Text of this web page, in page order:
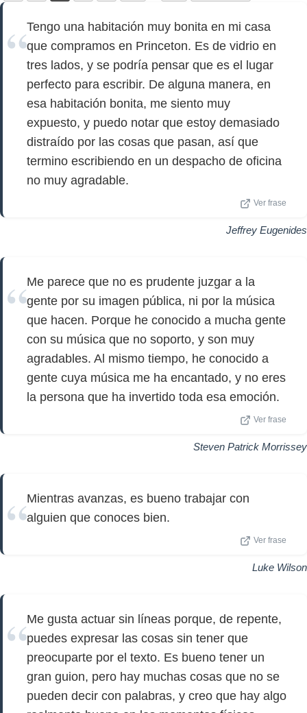
Tengo una habitación muy bonita en mi casa
que compramos en Princeton. Es de vidrio en
tres lados, y se podría pensar que es el lugar
perfecto para escribir. De alguna manera, en
esa habitación bonita, me siento muy
expuesto, y puedo notar que estoy demasiado
distraído por las cosas que pasan, así que
termino escribiendo en un despacho de oficina
no muy agradable.
Ver frase
Jeffrey Eugenides
Me parece que no es prudente juzgar a la
gente por su imagen pública, ni por la música
que hacen. Porque he conocido a mucha gente
con su música que no soporto, y son muy
agradables. Al mismo tiempo, he conocido a
gente cuya música me ha encantado, y no eres
la persona que ha invertido toda esa emoción.
Ver frase
Steven Patrick Morrissey
Mientras avanzas, es bueno trabajar con
alguien que conoces bien.
Ver frase
Luke Wilson
Me gusta actuar sin líneas porque, de repente,
puedes expresar las cosas sin tener que
preocuparte por el texto. Es bueno tener un
gran guion, pero hay muchas cosas que no se
pueden decir con palabras, y creo que hay algo